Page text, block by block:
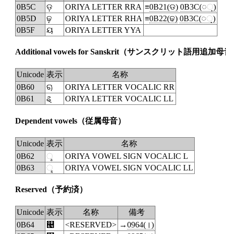
0B5C ଡ଼ ORIYA LETTER RRA ≡0B21(ଡ) 0B3C(◌଼)
0B5D
ଢ଼ ORIYA LETTER RHA ≡0B22(ଢ) 0B3C(◌଼)
0B5F
ୟ ORIYA LETTER YYA
Additional vowels for Sanskrit （サンスクリット語用追加
Unicode 表示
名称
0B60
ୠ
ORIYA LETTER VOCALIC RR
0B61
ୡ ORIYA LETTER VOCALIC LL
Dependent vowels （従属母音）
Unicode 表示
名称
0B62
◌ୢ
ORIYA VOWEL SIGN VOCALIC L
0B63
◌ୣ ORIYA VOWEL SIGN VOCALIC LL
Reserved （予約済）
Unicode 表示 名称
備考
0B64
୤ <RESERVED> →0964(।)